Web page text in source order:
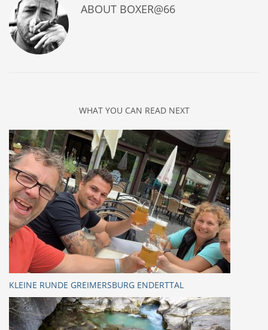
ABOUT BOXER@66
WHAT YOU CAN READ NEXT
KLEINE RUNDE GREIMERSBURG ENDERTTAL